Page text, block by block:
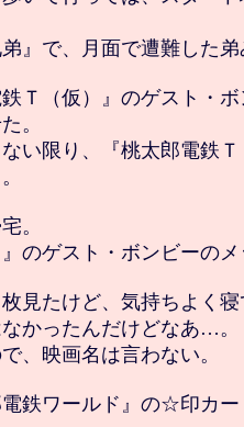
』で、月面で遭難した
Ｔ（仮）』のゲスト・
。
い限り、『桃太郎電鉄
。
』のゲスト・ボンビーの
見たけど、気持ちよく
かったんだけどなあ…。
、映画名は言わない。
鉄ワールド』の☆印カー